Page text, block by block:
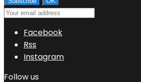
Facebook
Rss
Instagram
Follow us